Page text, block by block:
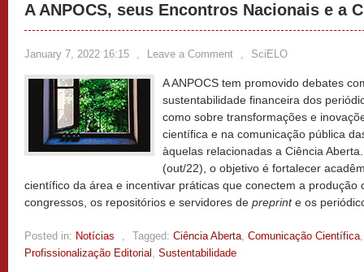
A ANPOCS, seus Encontros Nacionais e a
January 7, 2022 16:15 , Leave a Comment , SciELO
A ANPOCS tem promovido debates
sustentabilidade financeira dos
como sobre transformações e
científica e na comunicação pública
àquelas relacionadas a Ciência
(out/22), o objetivo é fortalecer
científico da área e incentivar práticas que conectem a produção
congressos, os repositórios e servidores de preprinte os
Posted in: Notícias , Tagged: Ciência Aberta, Comunicação Científica
Profissionalização Editorial , Sustentabilidade